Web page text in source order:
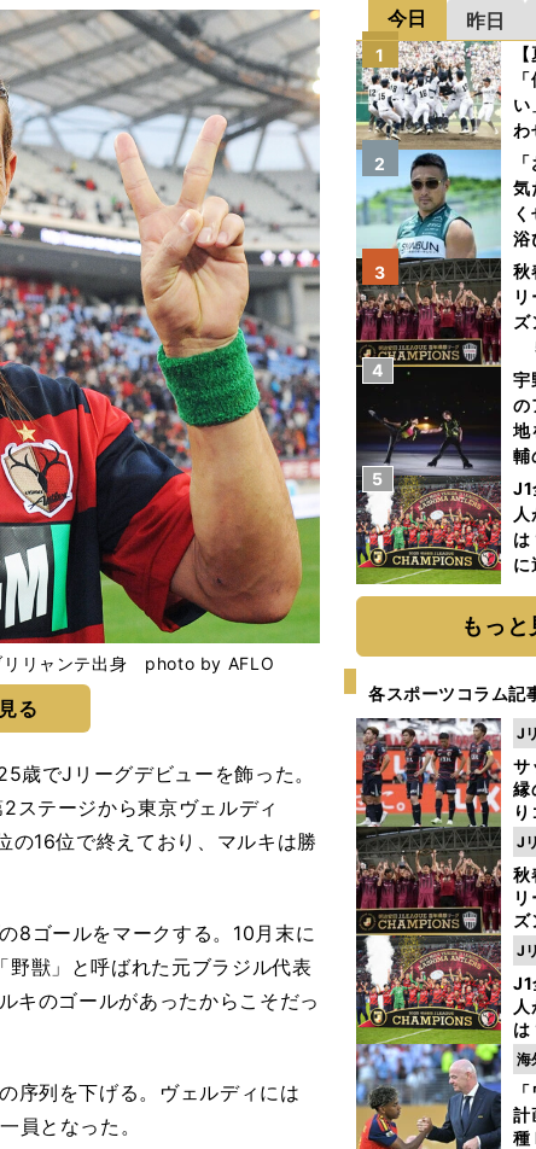
リリャンテ出身 photo by AFLO
る
でJリーグデビューを飾った。
ステージから東京ヴェルディ
の16位で終えており、マルキは勝
8ゴールをマークする。10月末に
獣」と呼ばれた元ブラジル代表
キのゴールがあったからこそだっ
序列を下げる。ヴェルディには
員となった。
今日 昨日
い
わ
1
気
浴
太
ァ
2
秋
を
3
宇
の
地
輔
4
に
5
もっと
各スポーツコラム記
サ
縁
見
J
秋
を
J
と
J
計
種
海